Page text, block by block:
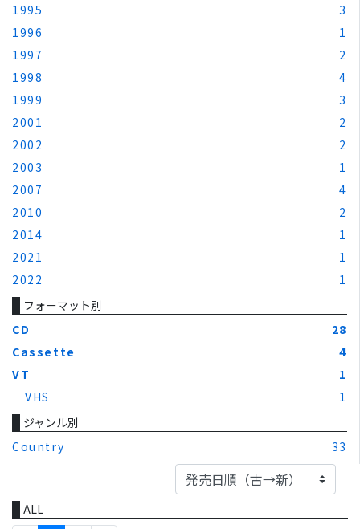
1995
3
1996
1
1997
2
1998
4
1999
3
2001
2
2002
2
2003
1
2007
4
2010
2
2014
1
2021
1
2022
1
フォーマット別
CD
28
Cassette
4
VT
1
VHS
1
ジャンル別
Country
33
ALL